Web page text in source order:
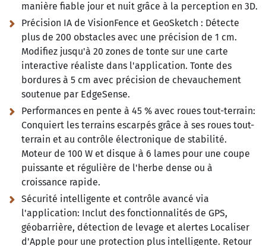
manière fiable jour et nuit grâce à la perception en 3D.
Précision IA de VisionFence et GeoSketch : Détecte
plus de 200 obstacles avec une précision de 1 cm.
Modifiez jusqu'à 20 zones de tonte sur une carte
interactive réaliste dans l'application. Tonte des
bordures à 5 cm avec précision de chevauchement
soutenue par EdgeSense.
Performances en pente à 45 % avec roues tout-terrain:
Conquiert les terrains escarpés grâce à ses roues tout-
terrain et au contrôle électronique de stabilité.
Moteur de 100 W et disque à 6 lames pour une coupe
puissante et régulière de l'herbe dense ou à
croissance rapide.
Sécurité intelligente et contrôle avancé via
l'application: Inclut des fonctionnalités de GPS,
géobarrière, détection de levage et alertes Localiser
d'Apple pour une protection plus intelligente. Retour